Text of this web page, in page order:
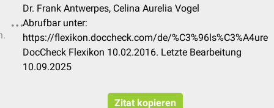
Dr. Frank Antwerpes, Celina Aurelia Vogel
Abrufbar unter:
https://flexikon.doccheck.com/de/%C3%96ls%C3%A4ure
DocCheck Flexikon 10.02.2016. Letzte Bearbeitung
10.09.2025
Zitat kopieren